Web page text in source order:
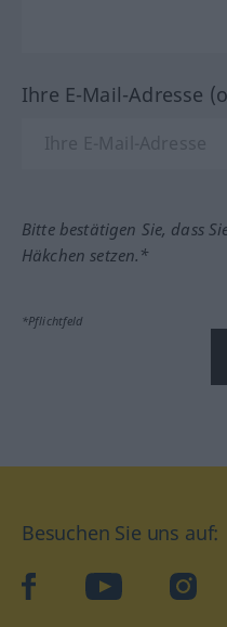
Ihre E-Mail-Adresse
Bitte bestätigen Sie, dass
Häkchen setzen.*
*Pflichtfeld
Besuchen Sie uns auf:
facebookYouTube